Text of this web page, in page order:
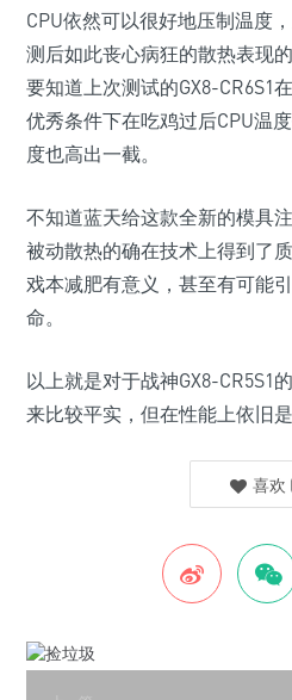
CPU依然可以很好地压制温度
测后如此丧心病狂的散热表现
要知道上次测试的GX8-CR6S1
优秀条件下在吃鸡过后CPU温
度也高出一截。
不知道蓝天给这款全新的模具
被动散热的确在技术上得到了
戏本减肥有意义，甚至有可能
命。
以上就是对于战神GX8-CR5S1
来比较平实，但在性能上依旧
喜欢 (